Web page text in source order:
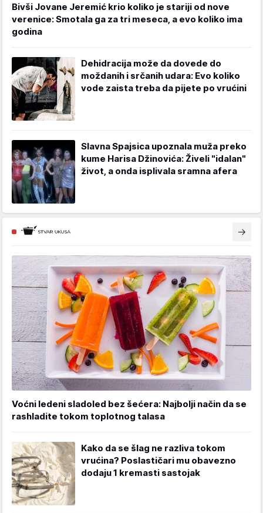
Bivši Jovane Jeremić krio koliko je stariji od nove
verenice: Smotala ga za tri meseca, a evo koliko ima
godina
Dehidracija može da dovede do
moždanih i srčanih udara: Evo koliko
vode zaista treba da pijete po vrućini
Slavna Spajsica upoznala muža preko
kume Harisa Džinovića: Živeli "idalan"
život, a onda isplivala sramna afera
Voćni ledeni sladoled bez šećera: Najbolji način da se
rashladite tokom toplotnog talasa
Kako da se šlag ne razliva tokom
vrućina? Poslastičari mu obavezno
dodaju 1 kremasti sastojak